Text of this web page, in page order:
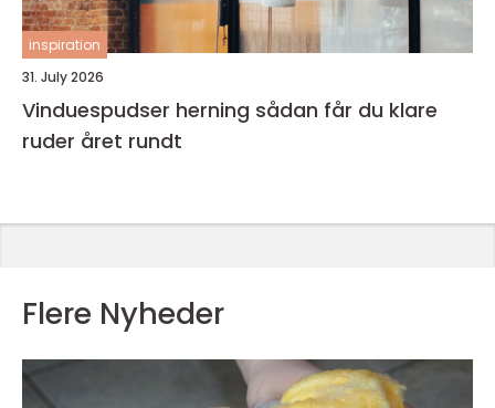
inspiration
31. July 2026
Vinduespudser herning sådan får du klare
ruder året rundt
Flere Nyheder